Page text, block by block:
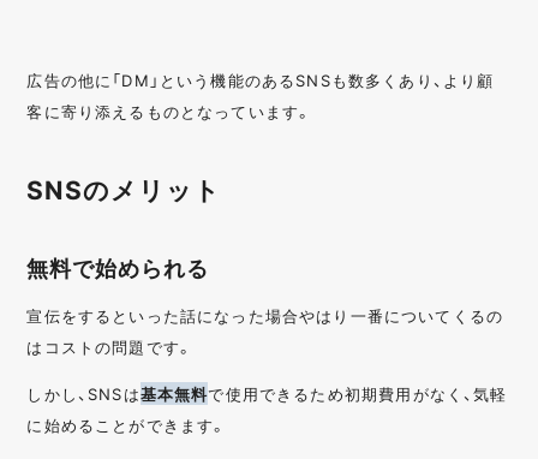
広告の他に「DM」という機能のあるSNSも数多くあり、より顧
客に寄り添えるものとなっています。
SNSのメリット
無料で始められる
宣伝をするといった話になった場合やはり一番についてくるの
はコストの問題です。
しかし、SNSは基本無料で使用できるため初期費用がなく、気軽
に始めることができます。